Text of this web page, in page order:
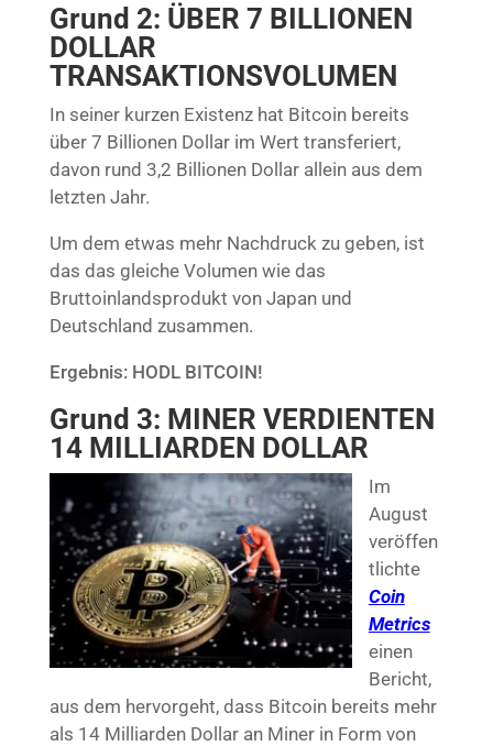
Grund 2: ÜBER 7 BILLIONEN
DOLLAR
TRANSAKTIONSVOLUMEN
In seiner kurzen Existenz hat Bitcoin bereits
über 7 Billionen Dollar im Wert transferiert,
davon rund 3,2 Billionen Dollar allein aus dem
letzten Jahr.
Um dem etwas mehr Nachdruck zu geben, ist
das das gleiche Volumen wie das
Bruttoinlandsprodukt von Japan und
Deutschland zusammen.
Ergebnis: HODL BITCOIN!
Grund 3: MINER VERDIENTEN
14 MILLIARDEN DOLLAR
Im
August
veröffen
tlichte
Coin
Metrics
einen
Bericht,
aus dem hervorgeht, dass Bitcoin bereits mehr
als 14 Milliarden Dollar an Miner in Form von